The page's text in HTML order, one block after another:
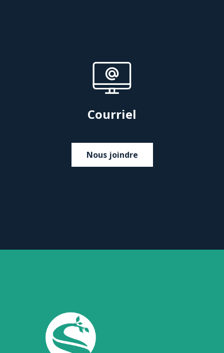
Courriel
Nous joindre